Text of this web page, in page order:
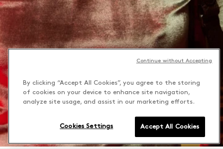
By clicking “Accept All Cookies”, you agree to the storing
of cookies on your device to enhance site navigation,
analyze site usage, and assist in our marketing efforts.
Accept All Cookies
Cookies Settings
Continue without Accepting